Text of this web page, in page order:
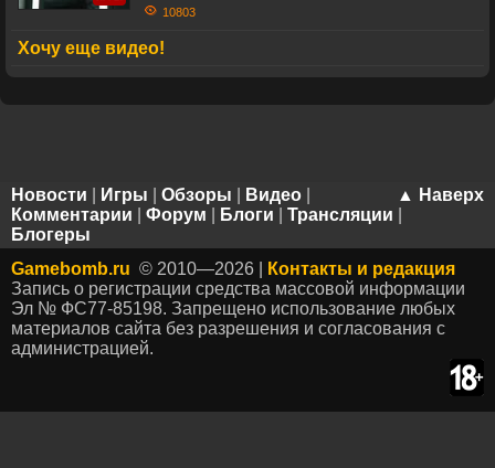
10803
Хочу еще видео!
▲ Наверх
Новости Игры Обзоры Видео
Комментарии
Форум Блоги Трансляции
Блогеры
Gamebomb.ru © 2010—2026 |
Контакты и редакция
Запись о регистрации средства массовой информации
Эл № ФС77-85198. Запрещено использование любых
материалов сайта без разрешения и согласования с
администрацией.